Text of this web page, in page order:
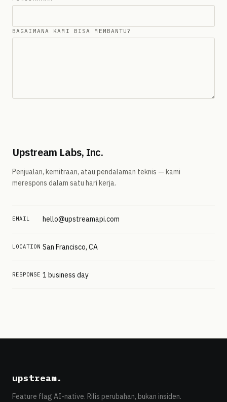
BAGAIMANA KAMI BISA MEMBANTU?
Upstream Labs, Inc.
Penjualan, kemitraan, atau pendalaman teknis — kami
merespons dalam satu hari kerja.
EMAIL hello@upstreamapi.com
LOCATION San Francisco, CA
RESPONSE 1 business day
upstream.
Feature flag AI-native. Rilis perubahan, bukan insiden.